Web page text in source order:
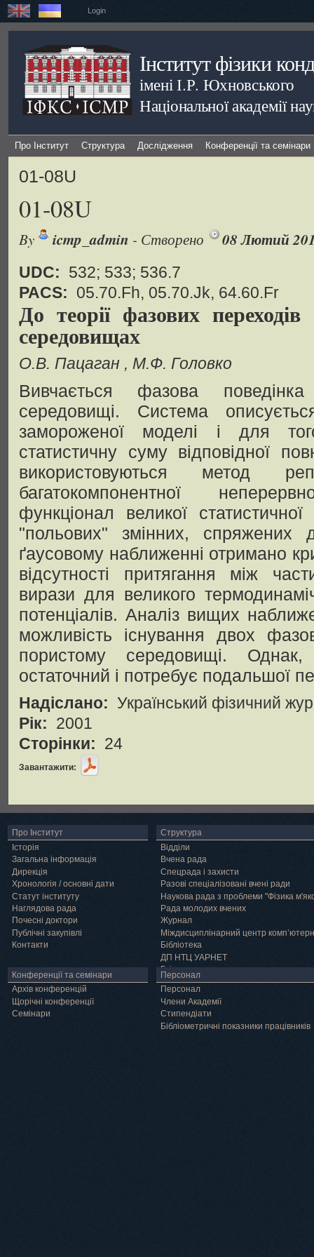
Login
Інститут фізики
імені І.Р. Юхновського
Національної академії
Про Інститут Структура Дослідження Конференції та семінари
01-08U
01-08U
By icmp_admin - Створено 08 Лютий
UDC: 532; 533; 536.7
PACS: 05.70.Fh, 05.70.Jk, 64.60.Fr
До теорії фазових
середовищах
О.В. Пацаган М.Ф. Головко
Вивчається фазова
середовищі. Система
замороженої моделі і для
статистичну суму відповідної
використовуються метод
багатокомпонентної
функціонал великої
"польових" змінних, спряжених
ґаусовому наближенні отримано
відсутності притягання між
вирази для великого
потенціалів. Аналіз вищих
можливість існування двох
пористому середовищі.
остаточний і потребує подальшої
Надіслано: Український фізичний
Рік: 2001
Сторінки: 24
Завантажити:
Про Інститут
Історія
Загальна інформація
Дирекція
Хронологія / основні дати
Статут інституту
Наглядова рада
Почесні доктори
Публічні закупівлі
Контакти
Структура
Відділи
Вчена рада
Спецрада і захисти
Разові спеціалізовані вчені ради
Наукова рада з проблеми "Фізика
Рада молодих вчених
Журнал
Міждисциплінарний центр
Бібліотека
ДП НТЦ УАРНЕТ
Грід
Конференції та семінари
Архів конференцій
Щорічні конференції
Семінари
Персонал
Персонал
Члени Академії
Cтипендіати
Бібліометричні показники працівників